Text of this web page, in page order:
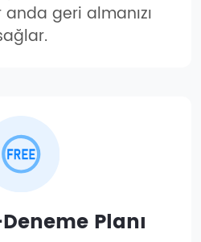
geri almanızı
Planı